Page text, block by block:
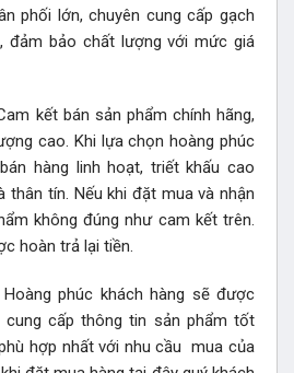
phối lớn, chuyên cung cấp gạch
đảm bảo chất lượng với mức giá
kết bán sản phẩm chính hãng,
cao. Khi lựa chọn hoàng phúc
hàng linh hoạt, triết khấu cao
tín. Nếu khi đặt mua và nhận
không đúng như cam kết trên.
hoàn trả lại tiền.
phúc khách hàng sẽ được
cung cấp thông tin sản phẩm tốt
hợp nhất với nhu cầu mua của